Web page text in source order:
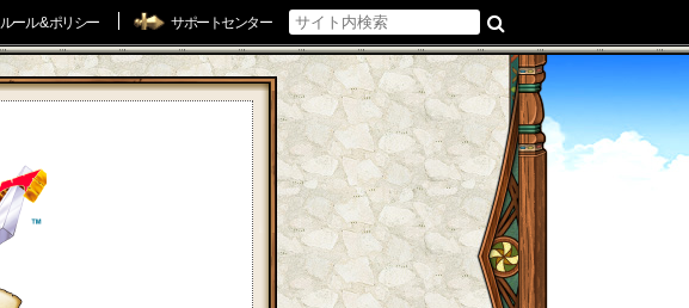
ルール & ポリシー サポートセンター